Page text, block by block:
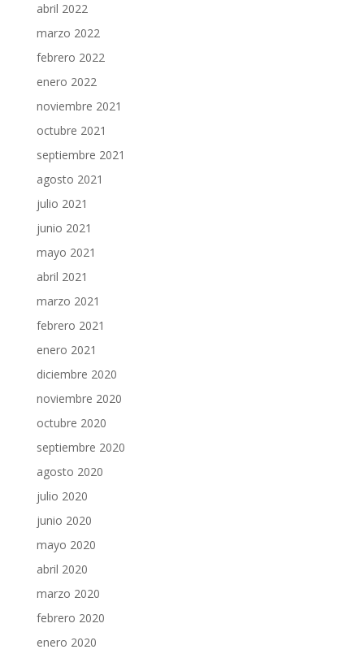
abril 2022
marzo 2022
febrero 2022
enero 2022
noviembre 2021
octubre 2021
septiembre 2021
agosto 2021
julio 2021
junio 2021
mayo 2021
abril 2021
marzo 2021
febrero 2021
enero 2021
diciembre 2020
noviembre 2020
octubre 2020
septiembre 2020
agosto 2020
julio 2020
junio 2020
mayo 2020
abril 2020
marzo 2020
febrero 2020
enero 2020